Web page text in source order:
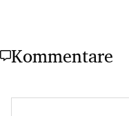
Kommentare